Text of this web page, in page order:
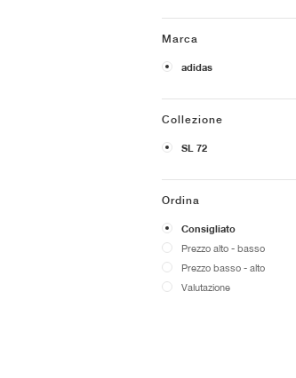
Marca
adidas
Collezione
SL 72
Ordina
Consigliato
Prezzo alto - basso
Prezzo basso - alto
Valutazione